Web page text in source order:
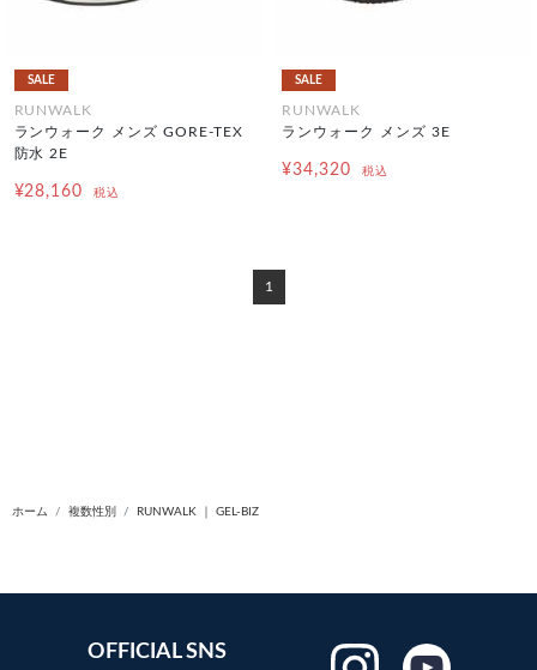
SALE
RUNWALK
ランウォーク メンズ GORE-TEX
防水 2E
¥28,160 税込
SALE
RUNWALK
ランウォーク メンズ 3E
¥34,320 税込
1
ホーム 複数性別 RUNWALK ｜ GEL-BIZ
OFFICIAL SNS